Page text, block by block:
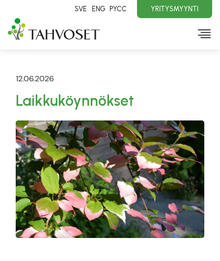
SVE ENG PYCC YRITYSMYYNTI
12.06.2026
Laikkuköynnökset